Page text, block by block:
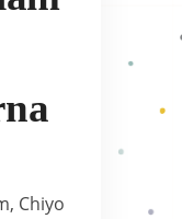
Chiyo